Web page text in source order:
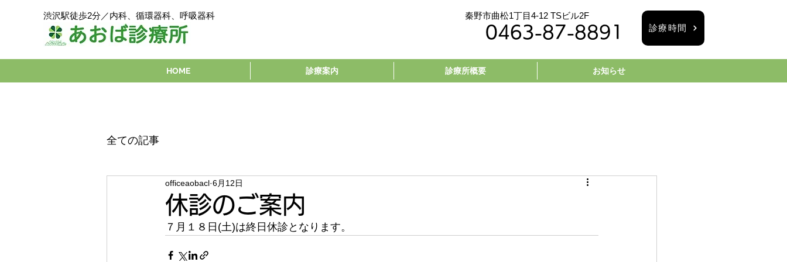
渋沢駅徒歩2分／内科、循環器科、呼吸器科 秦野市曲松1丁目4-12 TSビル2F
0463-87-8891 診療時間
HOME 診療案内 診療所概要 お知らせ
全ての記事
休診のご案内
officeaobacl 6月12日
７月１８日(土)は終日休診となります。